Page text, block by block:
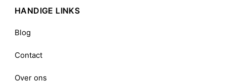
HANDIGE LINKS
Blog
Contact
Over ons